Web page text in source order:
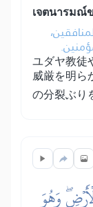
เจตนารมณ์
ユダヤ教徒
威厳を明ら
の分裂ぶり
وَهُوَ